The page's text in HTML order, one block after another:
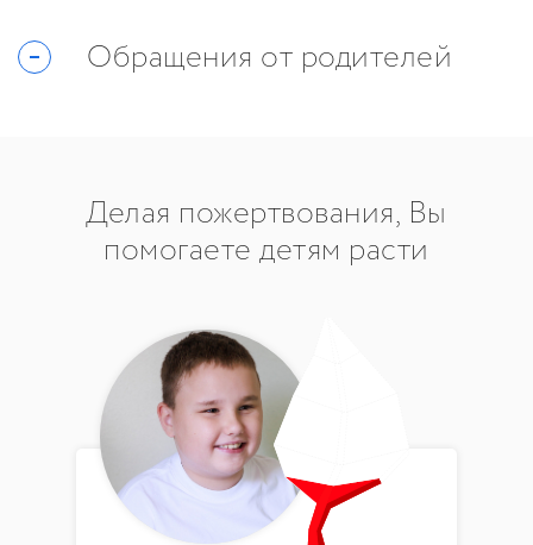
Обращения от родителей
Делая пожертвования, Вы
помогаете детям расти